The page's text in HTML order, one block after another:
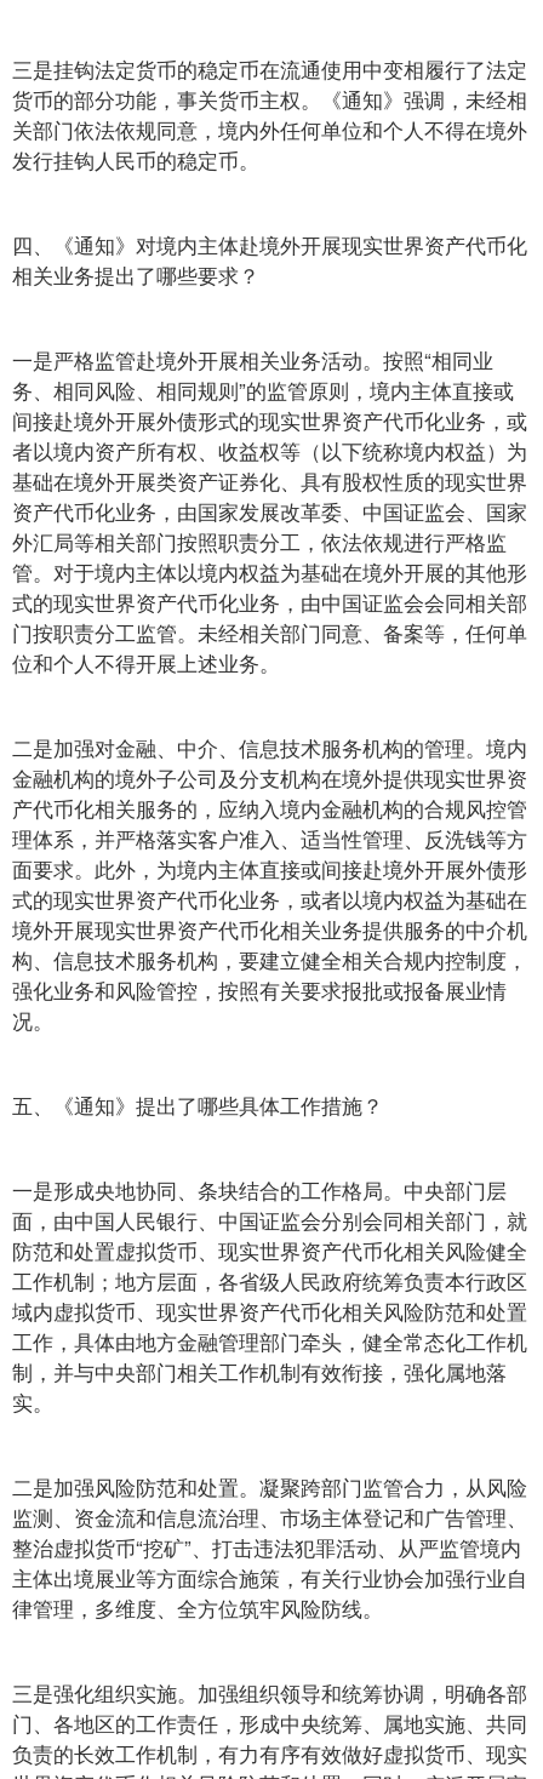
三是挂钩法定货币的稳定币在流通使用中变相履行了法定
货币的部分功能，事关货币主权。《通知》强调，未经相
关部门依法依规同意，境内外任何单位和个人不得在境外
发行挂钩人民币的稳定币。
四、《通知》对境内主体赴境外开展现实世界资产代币化
相关业务提出了哪些要求？
一是严格监管赴境外开展相关业务活动。按照“相同业
务、相同风险、相同规则”的监管原则，境内主体直接或
间接赴境外开展外债形式的现实世界资产代币化业务，或
者以境内资产所有权、收益权等（以下统称境内权益）为
基础在境外开展类资产证券化、具有股权性质的现实世界
资产代币化业务，由国家发展改革委、中国证监会、国家
外汇局等相关部门按照职责分工，依法依规进行严格监
管。对于境内主体以境内权益为基础在境外开展的其他形
式的现实世界资产代币化业务，由中国证监会会同相关部
门按职责分工监管。未经相关部门同意、备案等，任何单
位和个人不得开展上述业务。
二是加强对金融、中介、信息技术服务机构的管理。境内
金融机构的境外子公司及分支机构在境外提供现实世界资
产代币化相关服务的，应纳入境内金融机构的合规风控管
理体系，并严格落实客户准入、适当性管理、反洗钱等方
面要求。此外，为境内主体直接或间接赴境外开展外债形
式的现实世界资产代币化业务，或者以境内权益为基础在
境外开展现实世界资产代币化相关业务提供服务的中介机
构、信息技术服务机构，要建立健全相关合规内控制度，
强化业务和风险管控，按照有关要求报批或报备展业情
况。
五、《通知》提出了哪些具体工作措施？
一是形成央地协同、条块结合的工作格局。中央部门层
面，由中国人民银行、中国证监会分别会同相关部门，就
防范和处置虚拟货币、现实世界资产代币化相关风险健全
工作机制；地方层面，各省级人民政府统筹负责本行政区
域内虚拟货币、现实世界资产代币化相关风险防范和处置
工作，具体由地方金融管理部门牵头，健全常态化工作机
制，并与中央部门相关工作机制有效衔接，强化属地落
实。
二是加强风险防范和处置。凝聚跨部门监管合力，从风险
监测、资金流和信息流治理、市场主体登记和广告管理、
整治虚拟货币“挖矿”、打击违法犯罪活动、从严监管境内
主体出境展业等方面综合施策，有关行业协会加强行业自
律管理，多维度、全方位筑牢风险防线。
三是强化组织实施。加强组织领导和统筹协调，明确各部
门、各地区的工作责任，形成中央统筹、属地实施、共同
负责的长效工作机制，有力有序有效做好虚拟货币、现实